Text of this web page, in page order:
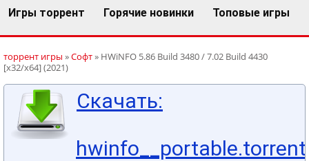
Игры торрент Горячие новинки Топовые игры
торрент игры »Софт» HWiNFO 5.86 Build 3480 / 7.02 Build 4430
[x32/x64] (2021)
Скачать:
hwinfo__portable.torrent